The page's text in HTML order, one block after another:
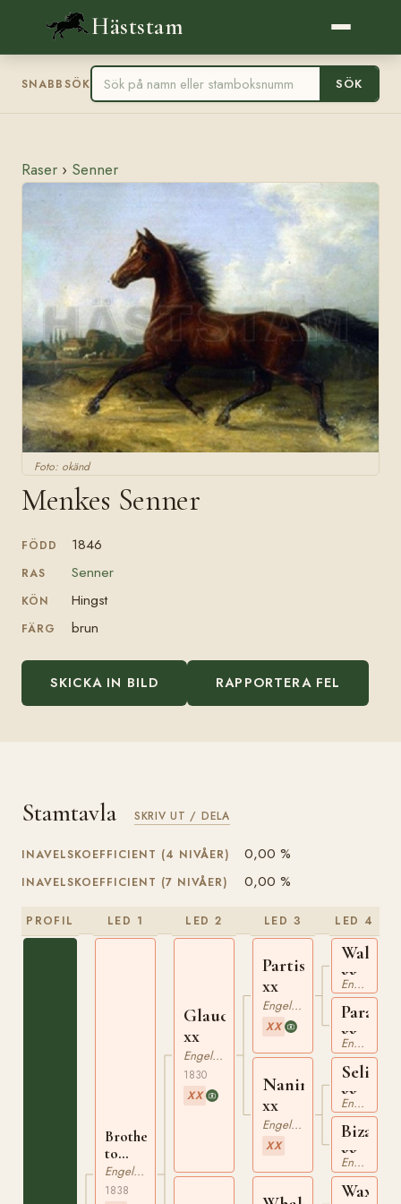
Häststam
SNABBSÖK SÖK
Raser › Senner
Foto: okänd
Menkes Senner
FÖDD 1846
RAS Senner
KÖN Hingst
FÄRG brun
SKICKA IN BILD RAPPORTERA FEL
Stamtavla SKRIV UT / DELA
INAVELSKOEFFICIENT (4 NIVÅER) 0,00 %
INAVELSKOEFFICIENT (7 NIVÅER) 0,00 %
PROFIL LED 1
Brother
to
Rostrum
xx
Engelskt Fullblod
1838
LED 2
Glaucus
xx
Engelskt Fullblod
1830
XX
LED 3
Partisan
xx
Engelskt Fullblod
XX
Nanine
xx
Engelskt Fullblod
XX
LED 4
Walton
xxEngelskt Fullblod
Parasol
xxEngelskt Fullblod
Selim
xxEngelskt Fullblod
Bizarre
xxEngelskt Fullblod
Waxy